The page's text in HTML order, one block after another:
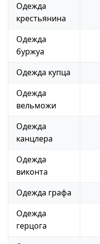
Одежда
крестьянина
Одежда
буржуа
Одежда купца
Одежда
вельможи
Одежда
канцлера
Одежда
виконта
Одежда графа
Одежда
герцога